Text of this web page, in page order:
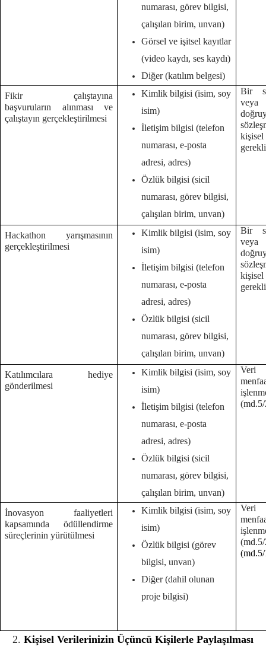
numarası, görev bilgisi,
çalışılan birim, unvan)
Görsel ve işitsel kayıtlar
(video kaydı, ses kaydı)
Diğer (katılım belgesi)
Fikir çalıştayına
başvuruların alınması ve
çalıştayın gerçekleştirilmesi
Kimlik bilgisi (isim, soy
isim)
İletişim bilgisi (telefon
numarası, e-posta
adresi, adres)
Özlük bilgisi (sicil
numarası, görev bilgisi,
çalışılan birim, unvan)
Bir
veya
Hackathon yarışmasının
gerçekleştirilmesi
Kimlik bilgisi (isim, soy
isim)
İletişim bilgisi (telefon
numarası, e-posta
adresi, adres)
Özlük bilgisi (sicil
numarası, görev bilgisi,
çalışılan birim, unvan)
Bir
veya
Katılımcılara hediye
gönderilmesi
Kimlik bilgisi (isim, soy
isim)
İletişim bilgisi (telefon
numarası, e-posta
adresi, adres)
Özlük bilgisi (sicil
numarası, görev bilgisi,
çalışılan birim, unvan)
Veri
İnovasyon faaliyetleri
kapsamında ödüllendirme
süreçlerinin yürütülmesi
Kimlik bilgisi (isim, soy
isim)
Özlük bilgisi (görev
bilgisi, unvan)
Diğer (dahil olunan
proje bilgisi)
Veri
Kişisel Verilerinizin Üçüncü Kişilerle Paylaşılması